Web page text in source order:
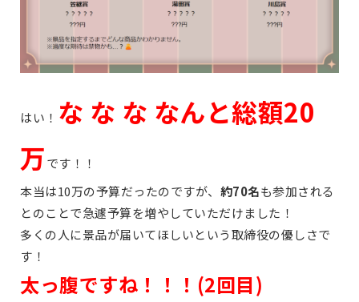
はい！ な な な なんと総額20
万です！！
本当は10万の予算だったのですが、 約70名も参加される
とのことで急遽予算を増やしていただけました！
多くの人に景品が届いてほしいという取締役の優しさで
す！
太っ腹ですね！！！(2回目)